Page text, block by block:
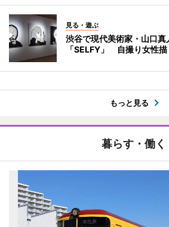
見る・遊ぶ
渋谷で現代美術家・山口真
「SELFY」 自撮り女性描
もっと見る
暮らす・働く